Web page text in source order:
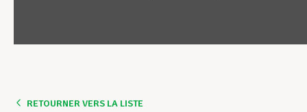
RETOURNER VERS LA LISTE